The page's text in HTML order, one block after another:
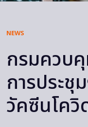
NEWS
กรมควบ
การประชุ
วัคซีนโควิ